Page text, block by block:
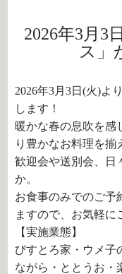
2026年3月3
ス」
2026年3月3日(火)よ
します！
暖かな春の息吹を感
り豊かなお料理を揃
歓迎会や送別会、日
か。
お食事のみでのご予
ますので、お気軽に
【実施業態】
びすとろ家・ウメ子
ながら・ととうお・